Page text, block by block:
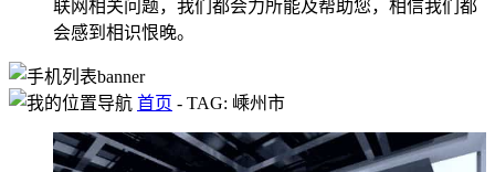
联网相关问题，我们都会力所能及帮助您，相信我们都
会感到相识恨晚。
首页 - TAG: 嵊州市